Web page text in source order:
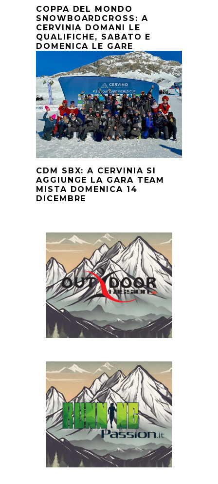
COPPA DEL MONDO
SNOWBOARDCROSS: A
CERVINIA DOMANI LE
QUALIFICHE, SABATO E
DOMENICA LE GARE
CDM SBX: A CERVINIA SI
AGGIUNGE LA GARA TEAM
MISTA DOMENICA 14
DICEMBRE